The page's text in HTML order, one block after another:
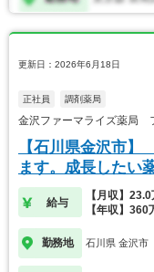
更新日：2026年6月18日
正社員 調剤薬局
金沢ファーマライズ薬局
【石川県金沢市
ます。成長したい
給与
【月収】
【年収】
勤務地 石川県 金沢市